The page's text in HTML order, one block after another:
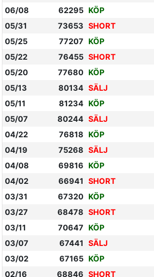
06/08
62295 KÖP
05/31
73653 SHORT
05/25
77207 KÖP
05/22
76455 SHORT
05/20
77680 KÖP
05/13
80134 SÄLJ
05/11
81234 KÖP
05/07
80244 SÄLJ
04/22
76818 KÖP
04/19
75268 SÄLJ
04/08
69816 KÖP
04/02
66941 SHORT
03/31
67320 KÖP
03/27
68478 SHORT
03/11
70647 KÖP
03/07
67441 SÄLJ
03/02
67165 KÖP
02/16
68846 SHORT